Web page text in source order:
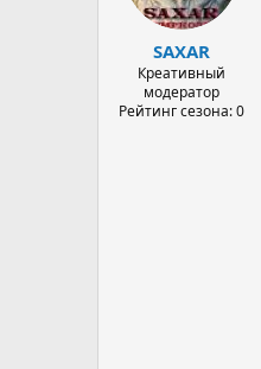
SAXAR
Креативный
модератор
Рейтинг сезона: 0